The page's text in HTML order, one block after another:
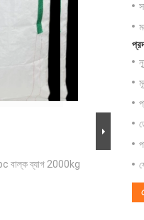
বাল্ক ব্যাগ 2000kg